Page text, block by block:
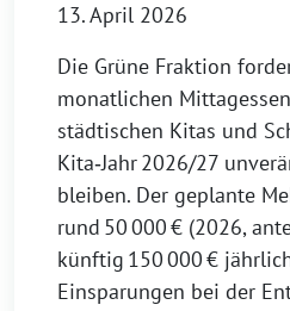
13. April 2026
Die Grüne Fraktion
monatlichen
städtischen Kitas und
Kita‑Jahr 2026/27
bleiben. Der geplante
rund 50 000 € (2026,
künftig 150 000 €
Einsparungen bei der